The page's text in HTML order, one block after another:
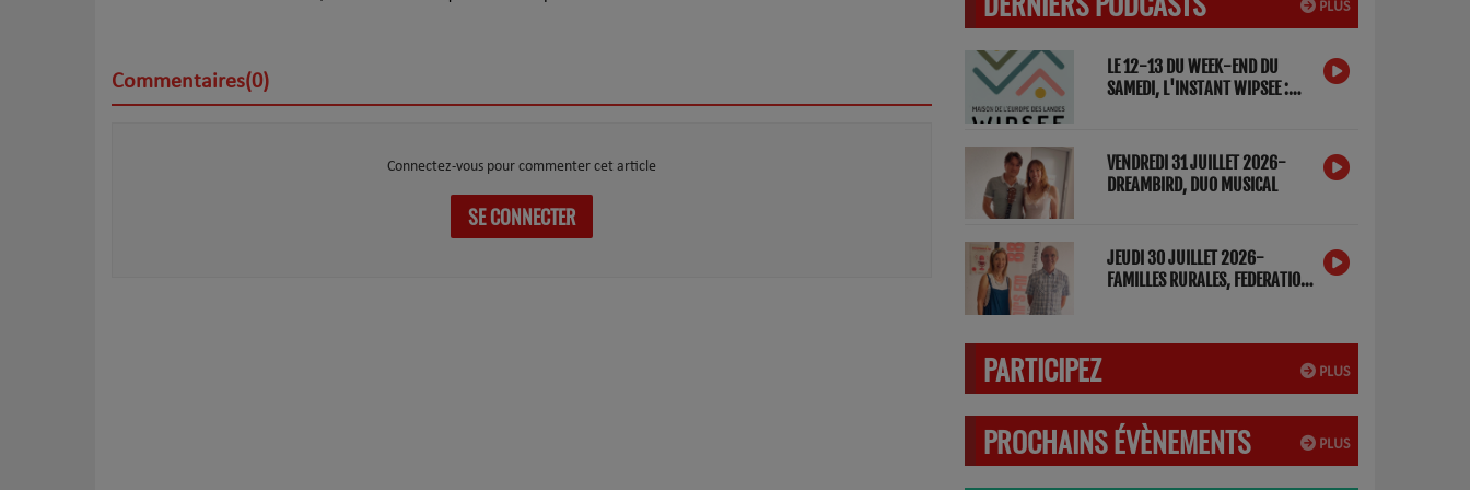
Commentaires(0)
Connectez-vous pour commenter cet article
SE CONNECTER
PLUS
LE 12-13 DU WEEK-END DU
SAMEDI, L'INSTANT WIPSEE :
VENDREDI 31 JUILLET 2026-
DREAMBIRD, DUO MUSICAL
JEUDI 30 JUILLET 2026-
FAMILLES RURALES, FEDERATION
PLUS
PARTICIPEZ
PLUS
PROCHAINS ÉVÈNEMENTS